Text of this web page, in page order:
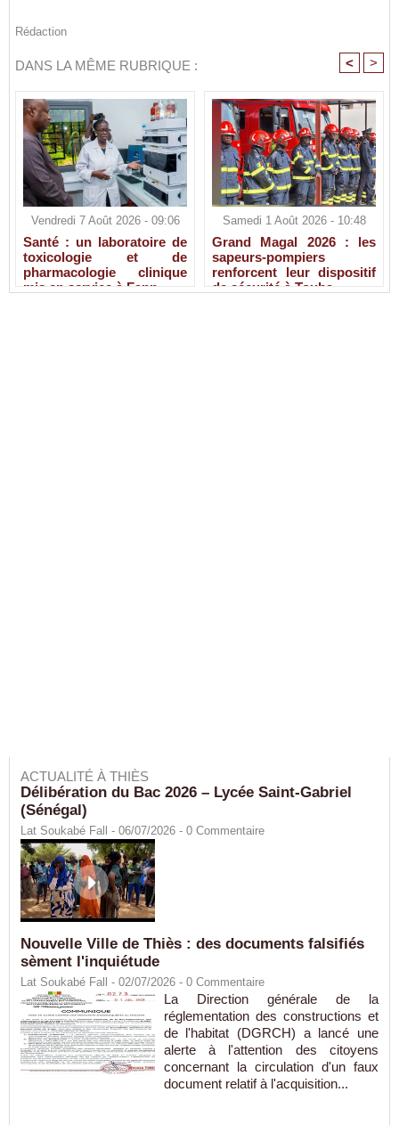
Rédaction
DANS LA MÊME RUBRIQUE : < >
Vendredi 7 Août 2026 - 09:06
Santé : un laboratoire de
toxicologie et de
pharmacologie clinique
mis en service à Fann
Samedi 1 Août 2026 - 10:48
Grand Magal 2026 : les
sapeurs-pompiers
renforcent leur dispositif
de sécurité à Touba
ACTUALITÉ À THIÈS
Délibération du Bac 2026 – Lycée Saint-Gabriel
(Sénégal)
Lat Soukabé Fall - 06/07/2026 - 0 Commentaire
Nouvelle Ville de Thiès : des documents falsifiés
sèment l'inquiétude
Lat Soukabé Fall - 02/07/2026 - 0 Commentaire
La Direction générale de la
réglementation des constructions et
de l'habitat (DGRCH) a lancé une
alerte à l'attention des citoyens
concernant la circulation d'un faux
document relatif à l'acquisition...